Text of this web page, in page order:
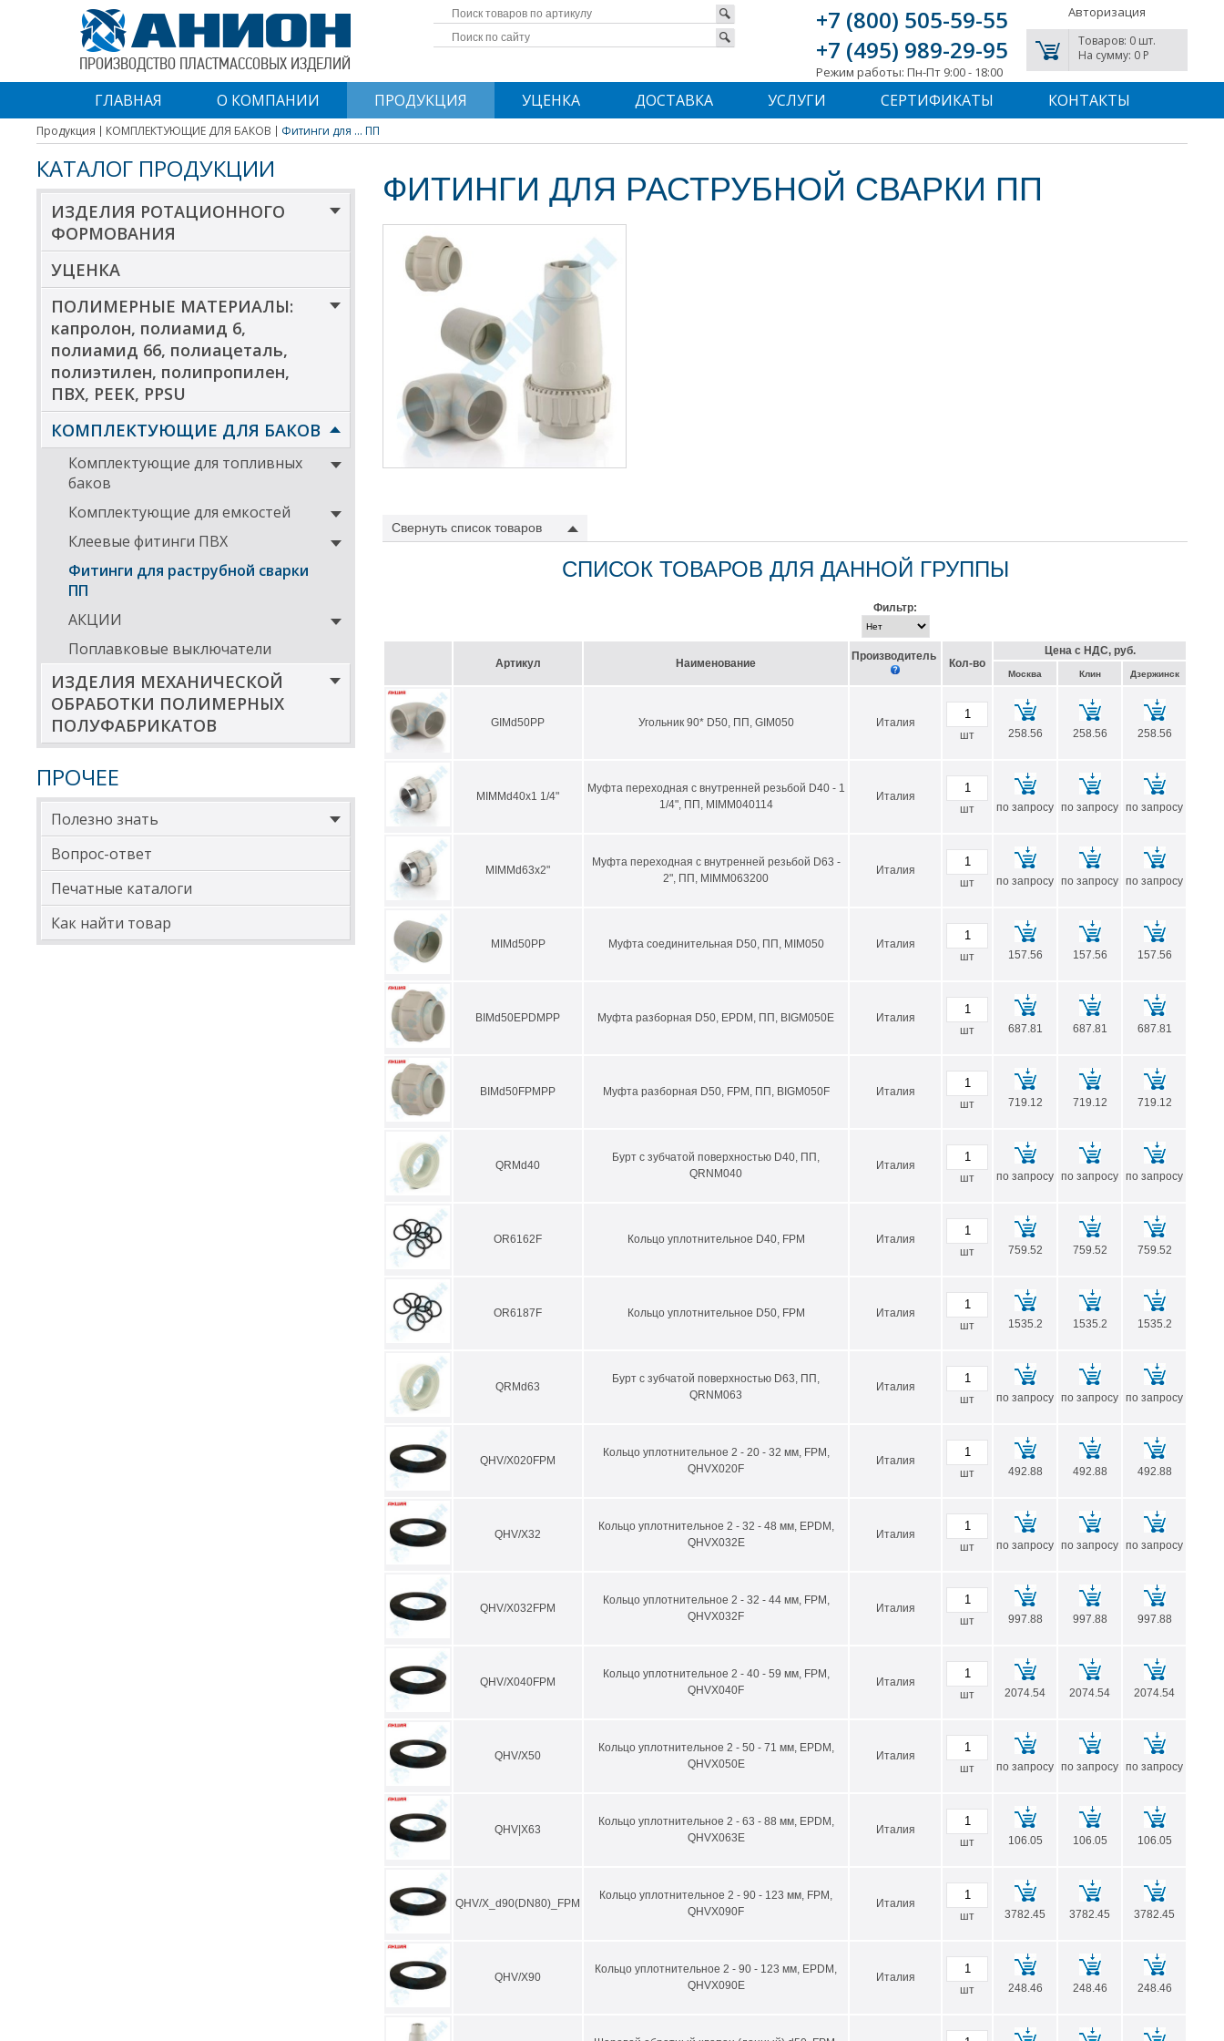
+7 (800) 505-59-55
+7 (495) 989-29-95
Режим работы: Пн-Пт 9:00 - 18:00
Авторизация
Товаров: 0 шт.
На сумму: 0 P
ПРОИЗВОДСТВО ПЛАСТМАССОВЫХ ИЗДЕЛИЙ
ГЛАВНАЯ О КОМПАНИИ ПРОДУКЦИЯ УЦЕНКА ДОСТАВКА УСЛУГИ СЕРТИФИКАТЫ КОНТАКТЫ
Продукция КОМПЛЕКТУЮЩИЕ ДЛЯ БАКОВ Фитинги для ... ПП
КАТАЛОГ ПРОДУКЦИИ
ИЗДЕЛИЯ РОТАЦИОННОГО
ФОРМОВАНИЯ
УЦЕНКА
ПОЛИМЕРНЫЕ МАТЕРИАЛЫ:
капролон, полиамид 6,
полиамид 66, полиацеталь,
полиэтилен, полипропилен,
ПВХ, PEEK, PPSU
КОМПЛЕКТУЮЩИЕ ДЛЯ БАКОВ
Комплектующие для топливных
баков
Комплектующие для емкостей
Клеевые фитинги ПВХ
Фитинги для раструбной сварки
ПП
АКЦИИ
Поплавковые выключатели
ИЗДЕЛИЯ МЕХАНИЧЕСКОЙ
ОБРАБОТКИ ПОЛИМЕРНЫХ
ПОЛУФАБРИКАТОВ
ПРОЧЕЕ
Полезно знать
Вопрос-ответ
Печатные каталоги
Как найти товар
ФИТИНГИ ДЛЯ РАСТРУБНОЙ СВАРКИ ПП
Свернуть список товаров
СПИСОК ТОВАРОВ ДЛЯ ДАННОЙ ГРУППЫ
Фильтр:
Артикул Наименование
Производитель
Кол-во
Цена с НДС, руб.
Москва Клин Дзержинск
GIMd50PP Угольник 90* D50, ПП, GIM050
Италия
шт
258.56 258.56 258.56
MIMMd40x1 1/4"
Муфта переходная c внутренней резьбой D40 - 1
1/4", ПП, MIMM040114
Италия
шт
по запросу по запросу по запросу
MIMMd63x2"
Муфта переходная c внутренней резьбой D63 -
2", ПП, MIMM063200
Италия
шт
по запросу по запросу по запросу
MIMd50PP Муфта соединительная D50, ПП, MIM050
Италия
шт
157.56 157.56 157.56
BIMd50EPDMPP Муфта разборная D50, EPDM, ПП, BIGM050E
Италия
шт
687.81 687.81 687.81
BIMd50FPMPP Муфта разборная D50, FPM, ПП, BIGM050F
Италия
шт
719.12 719.12 719.12
QRMd40
Бурт с зубчатой поверхностью D40, ПП,
QRNM040
Италия
шт
по запросу по запросу по запросу
OR6162F Кольцо уплотнительное D40, FPM
Италия
шт
759.52 759.52 759.52
OR6187F Кольцо уплотнительное D50, FPM
Италия
шт
1535.2 1535.2 1535.2
QRMd63
Бурт с зубчатой поверхностью D63, ПП,
QRNM063
Италия
шт
по запросу по запросу по запросу
QHV/X020FPM
Кольцо уплотнительное 2 - 20 - 32 мм, FPM,
QHVX020F
Италия
шт
492.88 492.88 492.88
QHV/X32
Кольцо уплотнительное 2 - 32 - 48 мм, EPDM,
QHVX032E
Италия
шт
по запросу по запросу по запросу
QHV/X032FPM
Кольцо уплотнительное 2 - 32 - 44 мм, FPM,
QHVX032F
Италия
шт
997.88 997.88 997.88
QHV/X040FPM
Кольцо уплотнительное 2 - 40 - 59 мм, FPM,
QHVX040F
Италия
шт
2074.54 2074.54 2074.54
QHV/X50
Кольцо уплотнительное 2 - 50 - 71 мм, EPDM,
QHVX050E
Италия
шт
по запросу по запросу по запросу
QHV|X63
Кольцо уплотнительное 2 - 63 - 88 мм, EPDM,
QHVX063E
Италия
шт
106.05 106.05 106.05
QHV/X_d90(DN80)_FPM
Кольцо уплотнительное 2 - 90 - 123 мм, FPM,
QHVX090F
Италия
шт
3782.45 3782.45 3782.45
QHV/X90
Кольцо уплотнительное 2 - 90 - 123 мм, EPDM,
QHVX090E
Италия
шт
248.46 248.46 248.46